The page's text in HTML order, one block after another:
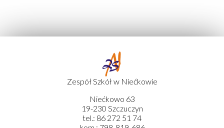
Zespół Szkół w Niećkowie
Niećkowo 63
19-230 Szczuczyn
tel.: 86 272 51 74